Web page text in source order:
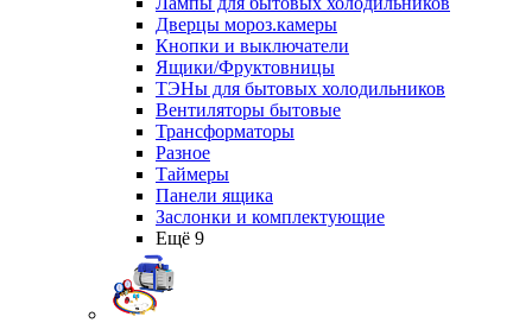
Дверцы мороз.камеры
Кнопки и выключатели
Ящики/Фруктовницы
ТЭНы для бытовых холодильников
Вентиляторы бытовые
Трансформаторы
Разное
Таймеры
Панели ящика
Заслонки и комплектующие
Ещё 9